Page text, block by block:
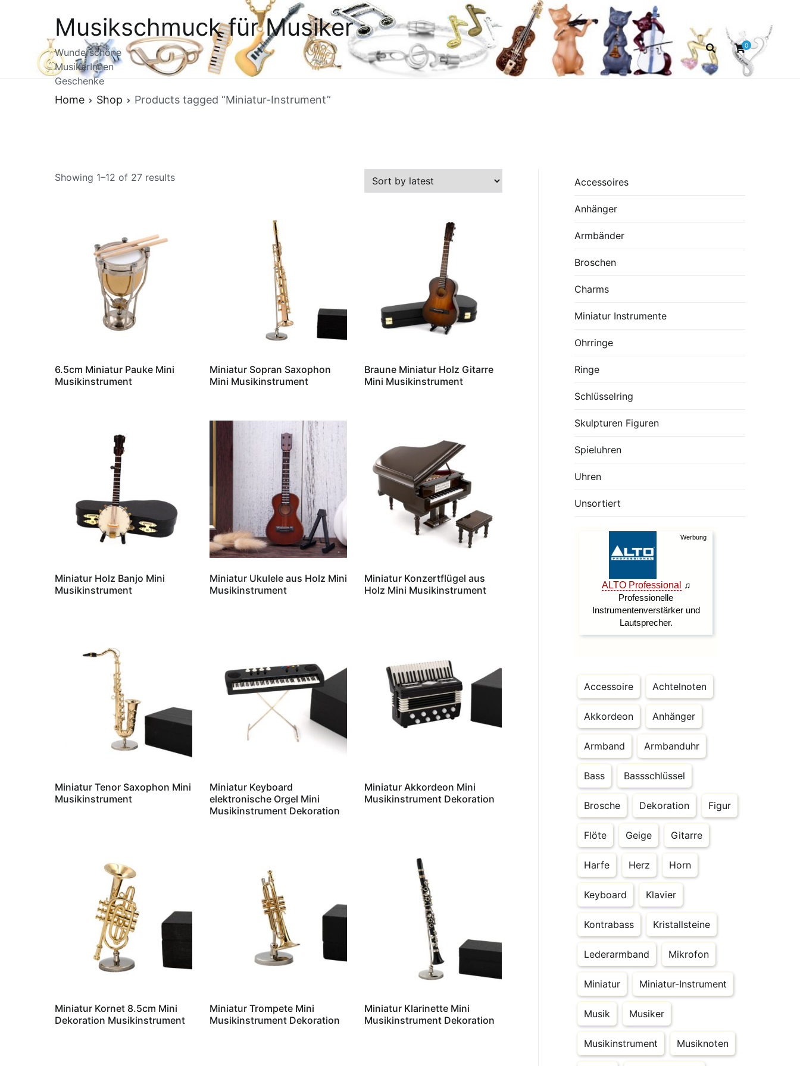
Musikschmuck für Musiker
Wunderschöne
MusikerInnen
Geschenke
0
Home Shop Products tagged “Miniatur-Instrument”
Showing 1–12 of 27 resultsSorted
6.5cm Miniatur Pauke Mini
Musikinstrument
Miniatur Sopran Saxophon
Mini Musikinstrument
Braune Miniatur Holz Gitarre
Mini Musikinstrument
Miniatur Holz Banjo Mini
Musikinstrument
Miniatur Ukulele aus Holz Mini
Musikinstrument
Miniatur Konzertflügel aus
Holz Mini Musikinstrument
Miniatur Tenor Saxophon Mini
Musikinstrument
Miniatur Keyboard
elektronische Orgel Mini
Musikinstrument Dekoration
Miniatur Akkordeon Mini
Musikinstrument Dekoration
Miniatur Kornet 8.5cm Mini
Dekoration Musikinstrument
Miniatur Trompete Mini
Musikinstrument Dekoration
Miniatur Klarinette Mini
Musikinstrument Dekoration
Accessoires
Anhänger
Armbänder
Broschen
Charms
Miniatur Instrumente
Ohrringe
Ringe
Schlüsselring
Skulpturen Figuren
Spieluhren
Uhren
Unsortiert
Accessoire Achtelnoten
Akkordeon Anhänger
Armband Armbanduhr
Bass Bassschlüssel
Brosche Dekoration Figur
Flöte Geige Gitarre
Harfe Herz Horn
Keyboard Klavier
Kontrabass Kristallsteine
Lederarmband Mikrofon
Miniatur Miniatur-Instrument
Musik Musiker
Musikinstrument Musiknoten